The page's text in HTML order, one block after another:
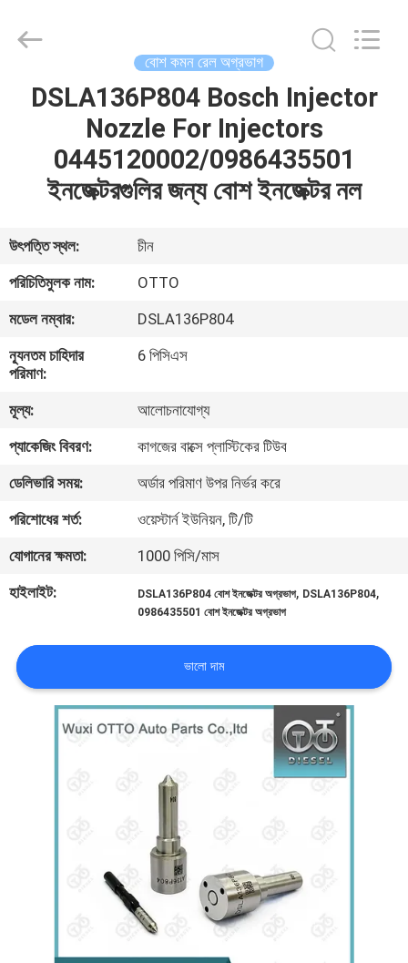
বাড়ি
সম্বন্ধে
কারখানা
গুণগত
মান
নিয়ন্ত্রণ
যোগাযোগ
করুন
মামলা
AUTO
PARTS
Reserved.
বোশ কমন রেল অগ্রভাগ
DSLA136P804 Bosch Injector
Nozzle For Injectors
0445120002/0986435501
ইনজেক্টরগুলির জন্য বোশ ইনজেক্টর নল
উৎপত্তি স্থল:
চীন
পরিচিতিমুলক নাম:
OTTO
মডেল নম্বার:
DSLA136P804
ন্যূনতম চাহিদার
পরিমাণ:
6 পিসিএস
মূল্য:
আলোচনাযোগ্য
প্যাকেজিং বিবরণ:
কাগজের বাক্সে প্লাস্টিকের টিউব
ডেলিভারি সময়:
অর্ডার পরিমাণ উপর নির্ভর করে
পরিশোধের শর্ত:
ওয়েস্টার্ন ইউনিয়ন, টি/টি
যোগানের ক্ষমতা:
1000 পিসি/মাস
হাইলাইট:
DSLA136P804 বোশ ইনজেক্টর অগ্রভাগ, DSLA136P804,
0986435501 বোশ ইনজেক্টর অগ্রভাগ
ভালো দাম